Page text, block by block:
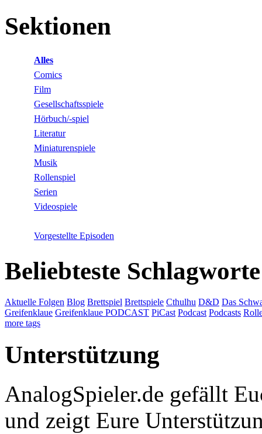
Sektionen
Alles
Comics
Film
Gesellschaftsspiele
Hörbuch/-spiel
Literatur
Miniaturenspiele
Musik
Rollenspiel
Serien
Videospiele
Vorgestellte Episoden
Beliebteste Schlagworte
Aktuelle Folgen Blog Brettspiel Brettspiele Cthulhu D&D Das
Greifenklaue Greifenklaue PODCAST PiCast Podcast Podcasts
more tags
Unterstützung
AnalogSpieler.de gefällt
und zeigt Eure